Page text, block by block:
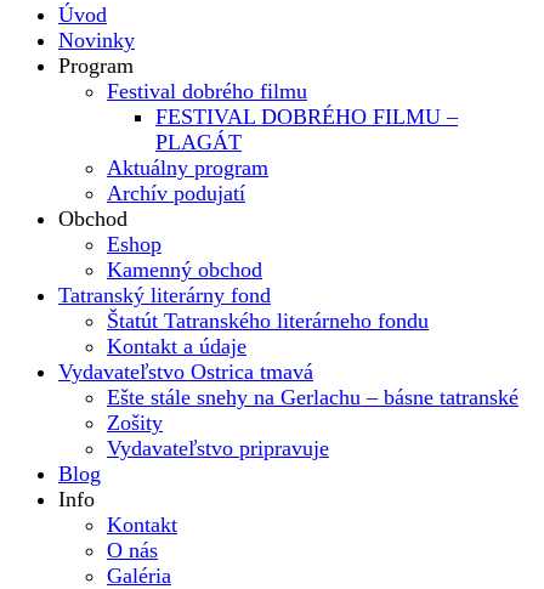
Úvod
Novinky
Program
Festival dobrého filmu
FESTIVAL DOBRÉHO FILMU –
PLAGÁT
Aktuálny program
Archív podujatí
Obchod
Eshop
Kamenný obchod
Tatranský literárny fond
Štatút Tatranského literárneho fondu
Kontakt a údaje
Vydavateľstvo Ostrica tmavá
Ešte stále snehy na Gerlachu – básne tatranské
Zošity
Vydavateľstvo pripravuje
Blog
Info
Kontakt
O nás
Galéria